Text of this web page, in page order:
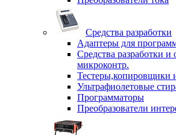
Средства разработки
Адаптеры для
Средства разработки и
микроконтр.
Тестеры,копировщики
Ультрафиолетовые
Программаторы
Преобразователи